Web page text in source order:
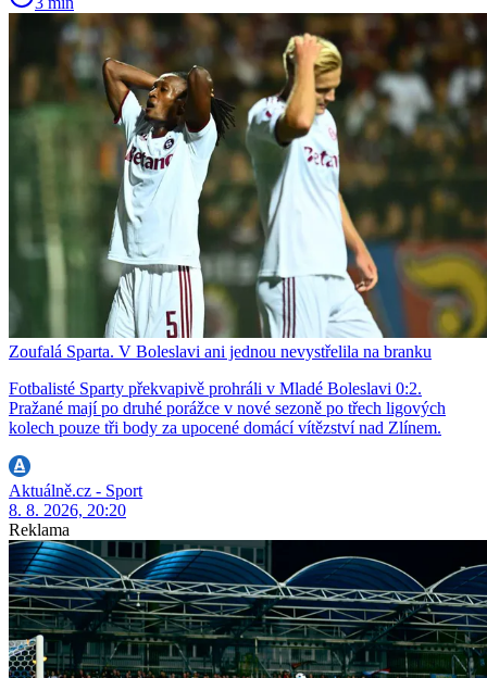
Zoufalá Sparta. V Boleslavi ani jednou nevystřelila na branku
Fotbalisté Sparty překvapivě prohráli v Mladé Boleslavi 0:2.
Pražané mají po druhé porážce v nové sezoně po třech ligových
kolech pouze tři body za upocené domácí vítězství nad Zlínem.
Aktuálně.cz - Sport
8. 8. 2026, 20:20
Reklama